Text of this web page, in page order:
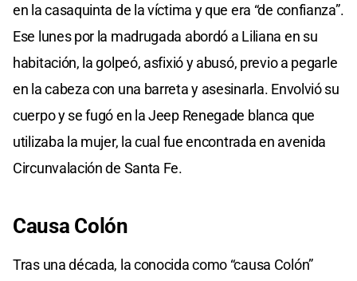
en la casaquinta de la víctima y que era “de confianza”.
Ese lunes por la madrugada abordó a Liliana en su
habitación, la golpeó, asfixió y abusó, previo a pegarle
en la cabeza con una barreta y asesinarla. Envolvió su
cuerpo y se fugó en la Jeep Renegade blanca que
utilizaba la mujer, la cual fue encontrada en avenida
Circunvalación de Santa Fe.
Causa Colón
Tras una década, la conocida como “causa Colón”